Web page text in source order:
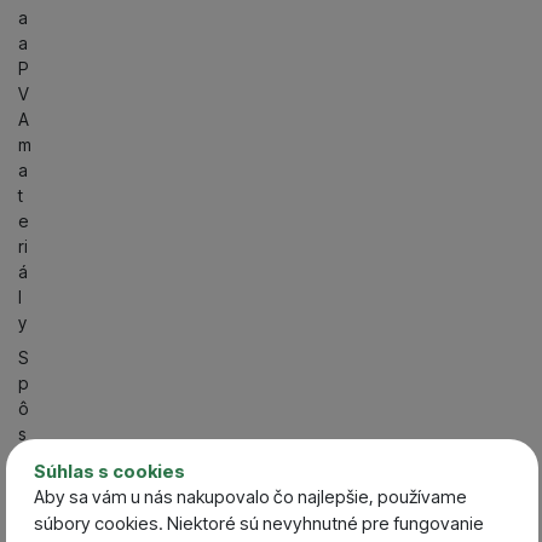
Súhlas s cookies
Aby sa vám u nás nakupovalo čo najlepšie, používame
súbory cookies. Niektoré sú nevyhnutné pre fungovanie
a
a
P
V
A
m
a
t
e
ri
á
l
y
S
p
ô
s